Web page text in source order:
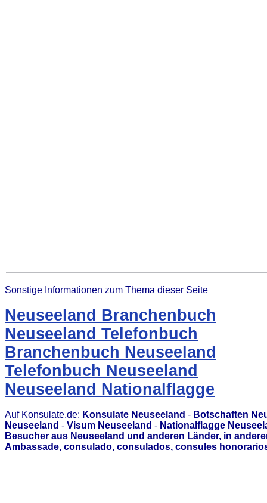
Sonstige Informationen zum Thema dieser Seite
Neuseeland Branchenbuch
Neuseeland Telefonbuch
Branchenbuch Neuseeland
Telefonbuch Neuseeland
Neuseeland Nationalflagge
Auf Konsulate.de: Konsulate Neuseeland - Botschaften
Neuseeland - Visum Neuseeland - Nationalflagge
Besucher aus Neuseeland und anderen Länder, in
Ambassade, consulado, consulados, consules